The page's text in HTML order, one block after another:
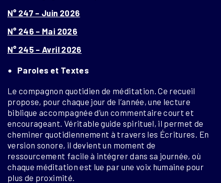
N° 247 – Juin 2026
N° 246 – Mai 2026
N° 245 – Avril 2026
Paroles et Textes
Le compagnon quotidien de méditation. Ce recueil
propose, pour chaque jour de l’année, une lecture
biblique accompagnée d’un commentaire court et
encourageant. Véritable guide spirituel, il permet de
cheminer quotidiennement à travers les Écritures. En
version sonore, il devient un moment de
ressourcement facile à intégrer dans sa journée, où
chaque méditation est lue par une voix humaine pour
plus de proximité.